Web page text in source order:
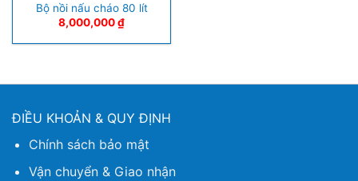
Bộ nồi nấu cháo 80 lít
8,000,000₫
ĐIỀU KHOẢN & QUY ĐỊNH
Chính sách bảo mật
Vận chuyển & Giao nhận